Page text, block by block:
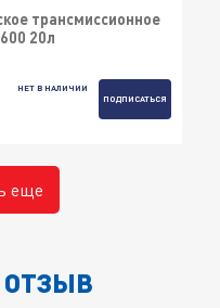
трансмиссионное
20л
НЕТ В НАЛИЧИИ
ПОДПИСАТЬСЯ
еще
ОТЗЫВ